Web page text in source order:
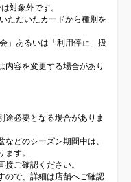
対象外です。
ただいたカードから種別を
」あるいは「利用停止」扱
内容を変更する場合があり
途必要となる場合がありま
どのシーズン期間中は、
す。
ご確認ください。
ので、詳細は店舗へご確認